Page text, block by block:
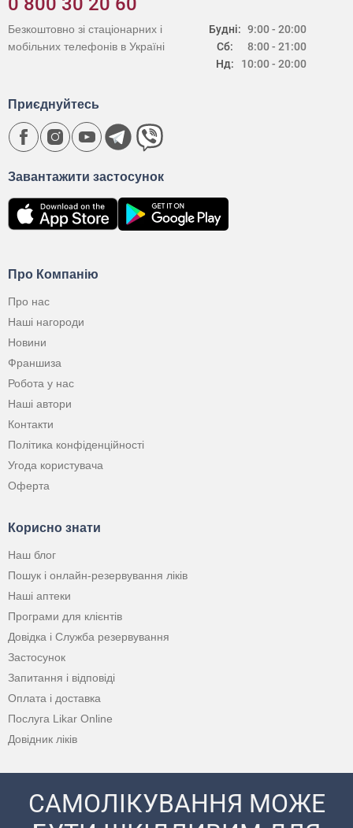
Будні:
Сб:
Нд:
9:00 - 20:00
8:00 - 21:00
10:00 - 20:00
Безкоштовно зі стаціонарних і
мобільних телефонів в Україні
Про Компанію
Про нас
Наші нагороди
Новини
Франшиза
Робота у нас
Наші автори
Контакти
Політика конфіденційності
Угода користувача
Оферта
Корисно знати
Наш блог
Пошук і онлайн-резервування ліків
Наші аптеки
Програми для клієнтів
Довідка і Служба резервування
Застосунок
Запитання і відповіді
Оплата і доставка
Послуга Likar Online
Довідник ліків
Завантажити застосунок
Приєднуйтесь
САМОЛІКУВАННЯ МОЖЕ